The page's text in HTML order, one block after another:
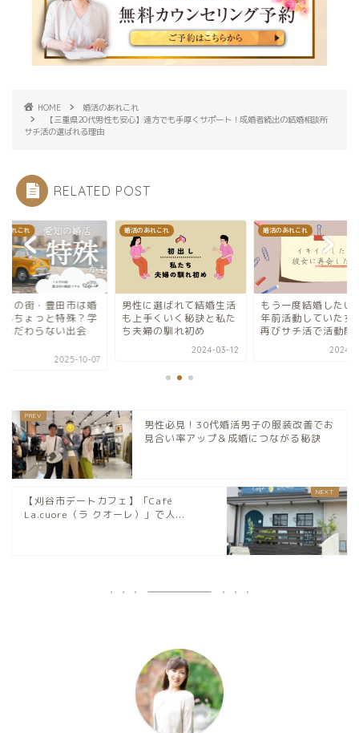
HOME
婚活のあれこれ
【三重県20代男性も安心】遠方でも手厚くサポート！成婚者続出の結婚相談所
サチ活の選ばれる理由
RELATED POST
あれこれ
タの街・豊田市は婚
もちょっと特殊？学
こだわらない出会
2025-10-07
婚活のあれこれ
男性に選ばれて結婚生活
も上手くいく秘訣と私た
ち夫婦の馴れ初め
2024-03-12
婚活のあれこれ
もう一度結婚したい
年前活動していた女
再びサチ活で活動開
2024-
男性必見！30代婚活男子の服装改善でお
見合い率アップ＆成婚につながる秘訣
【刈谷市デートカフェ】「Café
La.cuore（ラ クオーレ）」で人...